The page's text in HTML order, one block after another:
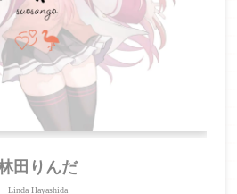
田りんだ
Linda Hayashida